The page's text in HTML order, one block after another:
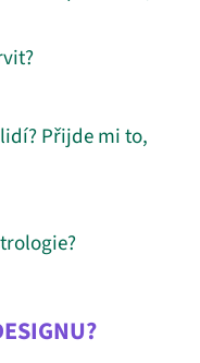
Přijde mi to,